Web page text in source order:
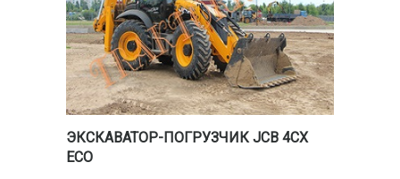
ЭКСКАВАТОР-ПОГРУЗЧИК JCB 4CX
ECO